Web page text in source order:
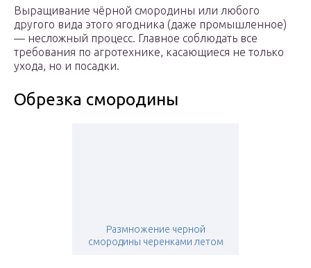
Выращивание чёрной смородины или любого
другого вида этого ягодника (даже промышленное)
— несложный процесс. Главное соблюдать все
требования по агротехнике, касающиеся не только
ухода, но и посадки.
Обрезка смородины
Размножение черной
смородины черенками летом